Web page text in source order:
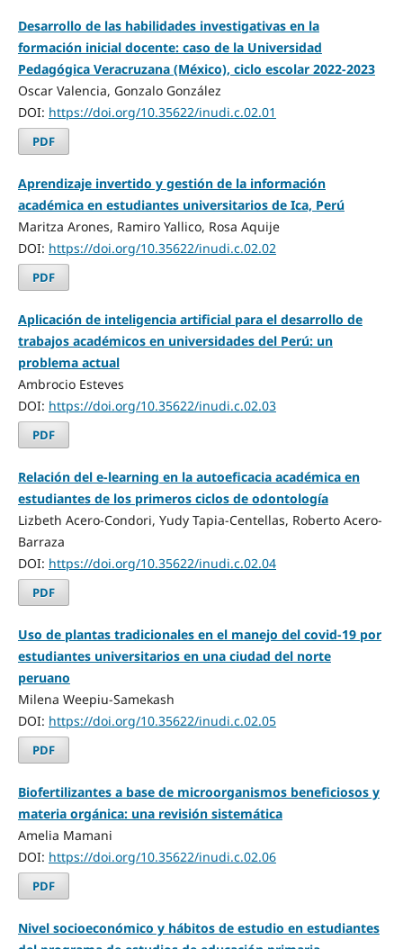
Desarrollo de las habilidades investigativas en la
formación inicial docente: caso de la Universidad
Pedagógica Veracruzana (México), ciclo escolar 2022-2023
Oscar Valencia, Gonzalo González
DOI: https://doi.org/10.35622/inudi.c.02.01
PDF
Aprendizaje invertido y gestión de la información
académica en estudiantes universitarios de Ica, Perú
Maritza Arones, Ramiro Yallico, Rosa Aquije
DOI: https://doi.org/10.35622/inudi.c.02.02
PDF
Aplicación de inteligencia artificial para el desarrollo de
trabajos académicos en universidades del Perú: un
problema actual
Ambrocio Esteves
DOI: https://doi.org/10.35622/inudi.c.02.03
PDF
Relación del e-learning en la autoeficacia académica en
estudiantes de los primeros ciclos de odontología
Lizbeth Acero-Condori, Yudy Tapia-Centellas, Roberto Acero-
Barraza
DOI: https://doi.org/10.35622/inudi.c.02.04
PDF
Uso de plantas tradicionales en el manejo del covid-19 por
estudiantes universitarios en una ciudad del norte
peruano
Milena Weepiu-Samekash
DOI: https://doi.org/10.35622/inudi.c.02.05
PDF
Biofertilizantes a base de microorganismos beneficiosos y
materia orgánica: una revisión sistemática
Amelia Mamani
DOI: https://doi.org/10.35622/inudi.c.02.06
PDF
Nivel socioeconómico y hábitos de estudio en estudiantes